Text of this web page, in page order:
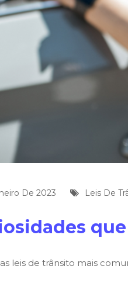
De 2023 Leis De
leis de trânsito mais